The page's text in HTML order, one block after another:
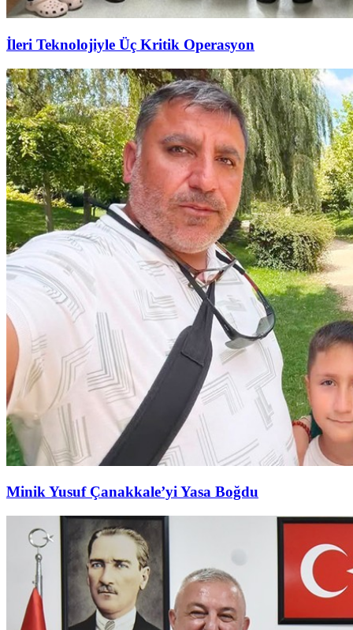
İleri Teknolojiyle Üç Kritik Operasyon
Minik Yusuf Çanakkale’yi Yasa Boğdu